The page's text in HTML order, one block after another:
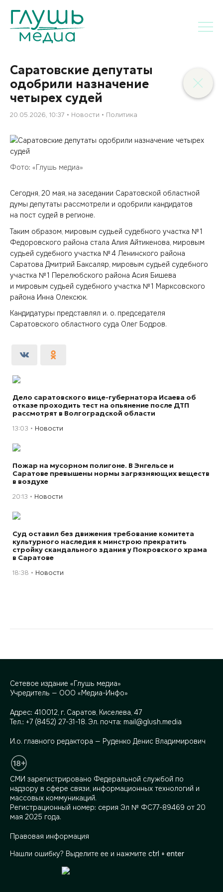
Саратовские депутаты
одобрили назначение
четырех судей
20.05.2026, 10:37 Новости Политика
Фото: «Глушь медиа»
Сегодня, 20 мая, на заседании Саратовской областной
думы депутаты рассмотрели и одобрили кандидатов
на пост судей в регионе.
Таким образом, мировым судьей судебного участка № 1
Федоровского района стала Алия Айтикенова, мировым
судьей судебного участка № 4 Ленинского района
Саратова Дмитрий Баксаляр, мировым судьей судебного
участка № 1 Перелюбского района Асия Бишева
и мировым судьей судебного участка № 1 Марксовского
района Инна Олексюк.
Кандидатуры представлял и. о. председателя
Саратовского областного суда Олег Бодров.
Дело саратовского вице-губернатора Исаева об
отказе проходить тест на опьянение после ДТП
рассмотрят в Волгоградской области
13:03 Новости
Пожар на мусорном полигоне. В Энгельсе и
Саратове превышены нормы загрязняющих веществ
в воздухе
20:13 Новости
Суд оставил без движения требование комитета
культурного наследия к минстрою прекратить
стройку скандального здания у Покровского храма
в Саратове
18:38 Новости
Сетевое издание «Глушь медиа»
Учредитель — ООО «Медиа-Инфо»
Адрес: 410012, г. Саратов, Киселева, 47
Тел.: +7 (8452) 27-31-18. Эл. почта: mail@glush.media
И.о. главного редактора — Руденко Денис Владимирович
СМИ зарегистрировано Федеральной службой по
надзору в сфере связи, информационных технологий и
массовых коммуникаций.
Регистрационный номер: серия Эл № ФС77-89469 от 20
мая 2025 года.
Правовая информация
Нашли ошибку? Выделите ее и нажмите ctrl + enter